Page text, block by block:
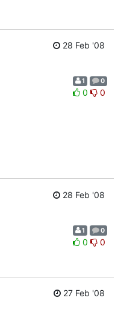
28 Feb '08
1 0
0 0
28 Feb '08
1 0
0 0
27 Feb '08